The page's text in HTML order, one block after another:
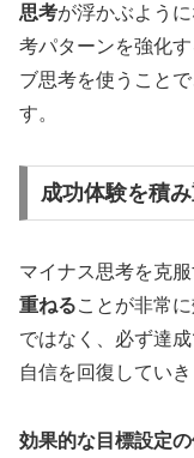
思考が浮かぶよう
考パターンを強化
ブ思考を使うこと
す。
成功体験を積
マイナス思考を克服
重ねることが非常
ではなく、必ず達
自信を回復していき
効果的な目標設定の